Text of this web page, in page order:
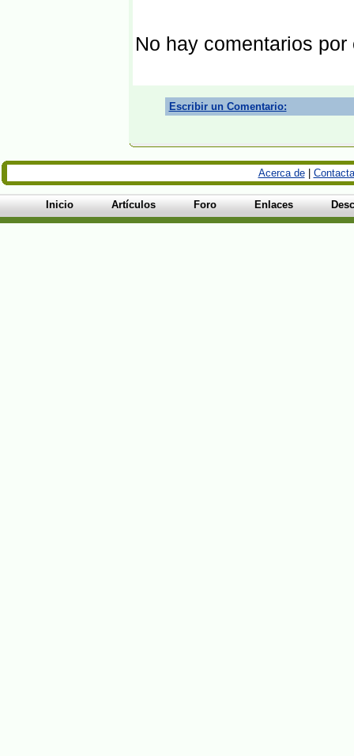
No hay comentarios por
Escribir un Comentario:
Acerca de|
Inicio Artículos Foro Enlaces